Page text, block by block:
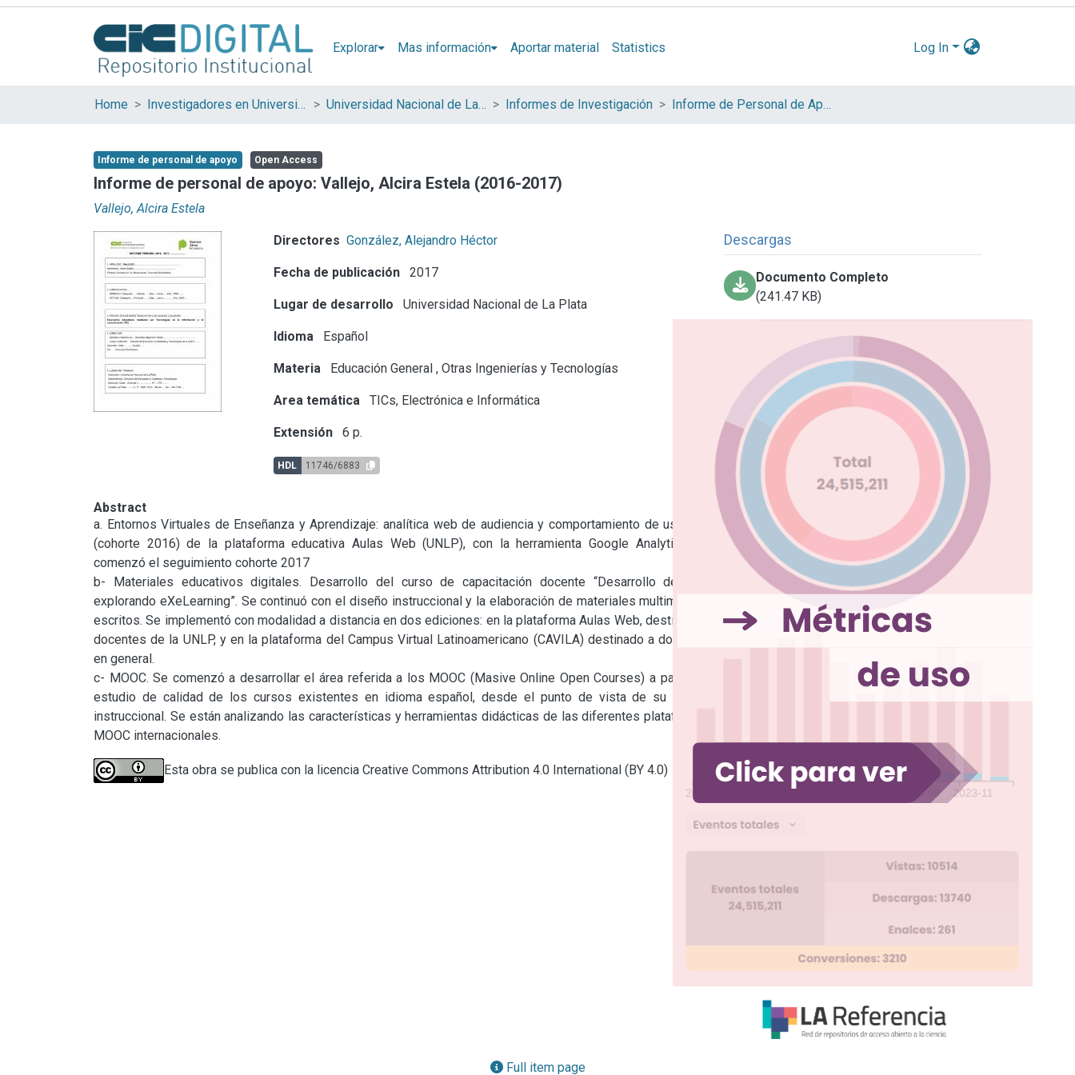
Explorar Mas información Aportar material Statistics Log In
Home Investigadores en Universidades Nacionales de la provincia de Buenos Aires Universidad Nacional de La Plata (UNLP) Informes de Investigación Informe de Personal de Apoyo
Informe de personal de apoyo Open Access
Informe de personal de apoyo: Vallejo, Alcira Estela (2016-2017)
Vallejo, Alcira Estela
Directores González, Alejandro Héctor
Fecha de publicación 2017
Lugar de desarrollo Universidad Nacional de La Plata
Idioma Español
Materia Educación General, Otras Ingenierías y Tecnologías
Area temática TICs, Electrónica e Informática
Extensión 6 p.
HDL 11746/6883
Descargas
Documento Completo
(241.47 KB)
Abstract
a. Entornos Virtuales de Enseñanza y Aprendizaje: analítica web de audiencia y comportamiento de usuarios
(cohorte 2016) de la plataforma educativa Aulas Web (UNLP), con la herramienta Google Analytics. Se
comenzó el seguimiento cohorte 2017
b- Materiales educativos digitales. Desarrollo del curso de capacitación docente “Desarrollo de REA:
explorando eXeLearning”. Se continuó con el diseño instruccional y la elaboración de materiales multimedia y
escritos. Se implementó con modalidad a distancia en dos ediciones: en la plataforma Aulas Web, destinado a
docentes de la UNLP, y en la plataforma del Campus Virtual Latinoamericano (CAVILA) destinado a docentes
en general.
c- MOOC. Se comenzó a desarrollar el área referida a los MOOC (Masive Online Open Courses) a partir del
estudio de calidad de los cursos existentes en idioma español, desde el punto de vista de su diseño
instruccional. Se están analizando las características y herramientas didácticas de las diferentes plataformas
MOOC internacionales.
Esta obra se publica con la licencia Creative Commons Attribution 4.0 International (BY 4.0)
Full item page